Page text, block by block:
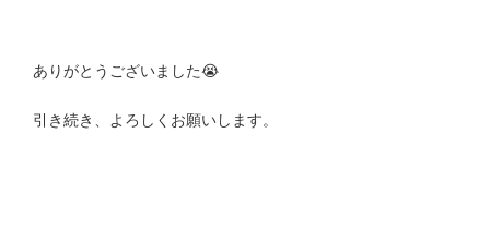
ありがとうございました😭
引き続き、よろしくお願いします。